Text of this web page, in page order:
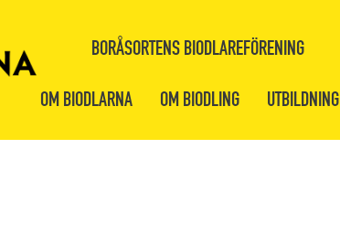
BORÅSORTENS BIODLAREFÖRENING
OM BIODLARNA OM BIODLING UTBILDNING